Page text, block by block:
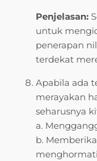
Penjelasan:
untuk
penerapan
terdekat
Apabila ada
merayakan
seharusnya
a.
b.